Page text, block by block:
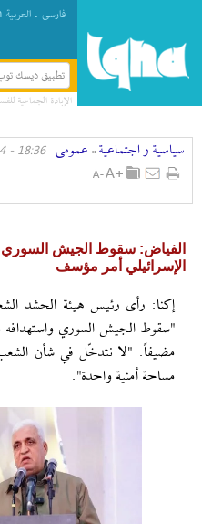
فارسی . العربیة
تطبيق ديسك
سیاسیة و اجتماعیة » عمومی 18:36 - December 17, 2024
الفياض: سقوط الجيش السوري
الإسرائيلي أمر مؤسف
إکنا: رأى رئيس هيئة الحشد
"سقوط الجيش السوري واستهدافه
مضيفاً: "لا نتدخّل في شأن
مساحة أمنية واحدة".